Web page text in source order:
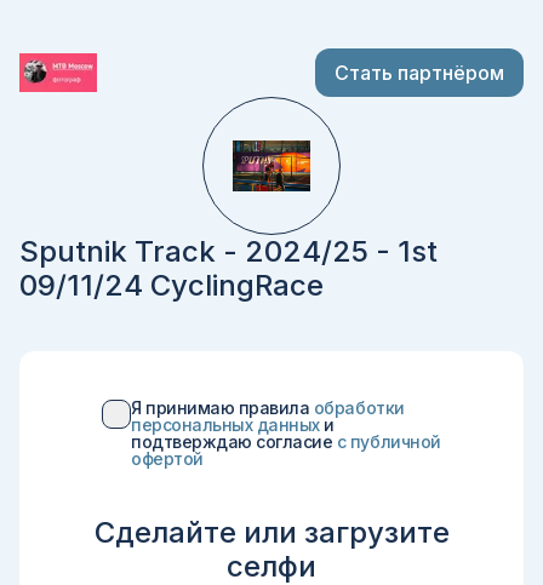
Стать партнёром
Sputnik Track - 2024/25 - 1st
09/11/24 CyclingRace
Я принимаю правила обработки
персональных данных и
подтверждаю согласие c публичной
офертой
Сделайте или загрузите
селфи